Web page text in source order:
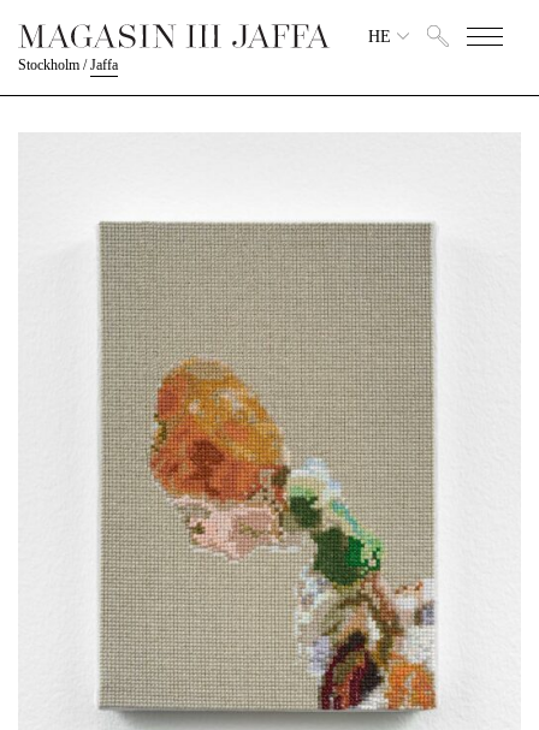
Stockholm /Jaffa
HE